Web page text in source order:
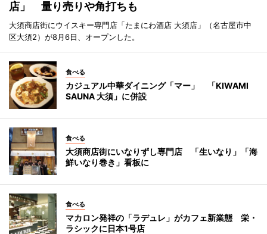
店」 量り売りや角打ちも
大須商店街にウイスキー専門店「たまにわ酒店 大須店」（名古屋市中
区大須2）が8月6日、オープンした。
食べる
カジュアル中華ダイニング「マー」 「KIWAMI
SAUNA 大須」に併設
食べる
大須商店街にいなりずし専門店 「生いなり」「海
鮮いなり巻き」看板に
食べる
マカロン発祥の「ラデュレ」がカフェ新業態 栄・
ラシックに日本1号店